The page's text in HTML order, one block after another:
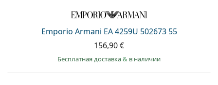
Emporio Armani EA 4259U 502673 55
156,90 €
Бесплатная доставка& в наличии